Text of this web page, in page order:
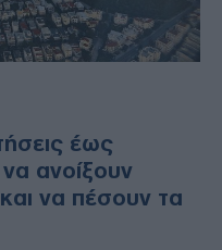
έως
ανοίξουν
και να πέσουν τα